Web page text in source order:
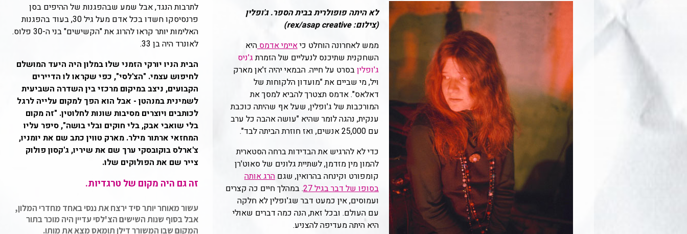
לא היתה פופולרית בבית הספר. ג'ופלין
(צילום: rex/asap creative)
ממש לאחרונה הוחלט כיאיימי אדמסהיא
השחקנית שתיכנס לנעליים של הזמרתג'ניס
ג'ופליןבסרט על חייה. הבמאי יהיה ז'אן מארק
ויל, מי שביים את "מועדון הלקוחות של
דאלאס". אדמס תצטרך להביא למסך את
המורכבות של ג'ופלין, שעל אף שהיתה כוכבת
ענקית, נהגה לומר שהיא "עושה אהבה כל ערב
עם 25,000 אנשים, ואז חוזרת הביתה לבד".
כדי לא להרגיש את הבדידות ברחה הסטארית
להמון מין מזדמן, לשתיית גלונים של סאוט'רן
קומפורט וקינחה בהרואין, שגם הרג אותה
בסופו של דבר בגיל 27
. במהלך חיים כה קצרים
ועמוסים, אין כמעט דבר שג'ופלין לא חלקה
עם העולם. ובכל זאת, הנה כמה דברים שאולי
היא היתה מעדיפה להצניע.
לתרבות הנגד, אבל שמע שבהפגנות של ההיפים בסן
פרנסיסקו חשדו בכל אדם מעל גיל 30, בעוד בהפגנות
האלימות יותר קראו להרוג את "הקשישים" בני ה-30 פלוס.
לאונרד היה בן 33.
הבית הניו יורקי הזמני שלו במלון היה היעד המושלם
לחיפוש עצמי. "הצ'לסי", כפי שקראו לו הדיירים
הקבועים, ניצב במיקום מרכזי בין השדרה השביעית
לשמינית במנהטן - אבל הוא הפך למקום עלייה לרגל
לכותבים ויוצרים מסיבות שונות לחלוטין. "זה מקום
בלי שואבי אבק, בלי חוקים ובלי בושה", סיפר עליו
המחזאי ארתור מילר. מארק טווין כתב שם את יומניו,
צ'ארלס בוקובסקי ערך שם את שיריו, ג'קסון פולוק
צייר שם את הפולוקים שלו.
זה גם היה מקום של טרגדיות.
עשור מאוחר יותר סיד ירצח את ננסי באחד מחדרי המלון,
אבל בסוף שנות השישים הצ'לסי עדיין היה מוכר בתור
המקום שבו המשורר דילן תומאס מצא את מותו.